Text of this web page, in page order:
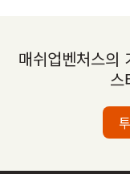
매쉬업벤처스의
스